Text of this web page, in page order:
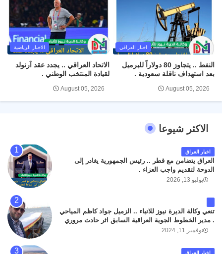
اخبار العراقي
النفط .. يتجاوز 80 دولاراً للبرميل
بعد استهداف ناقلة سعودية .
August 05, 2026
الاخبار الرياضية
الاتحاد العراقي .. يجدد عقد آرنولد
لقيادة المنتخب الوطني .
August 05, 2026
الاكثر شيوعا
اخبار العراق
العراق يتضامن مع قطر .. رئيس الجمهورية يغادر إلى
الدوحة لتقديم واجب العزاء .
يوليو 13, 2026
تنعي وكالة الديرة نيوز للانباء .. الزميل جواد كاظم المياحي
. مدير الخطوط الجوية العراقية السابق اثر حادث مروري
داخل مطار البصرة الدولي اليوم الاثنين على الطريق
كان سبب الحادث يعود لتصادم عجلته مع عجلة نوع كيا بنكو
نوفمبر 11, 2024
اخبار العراق